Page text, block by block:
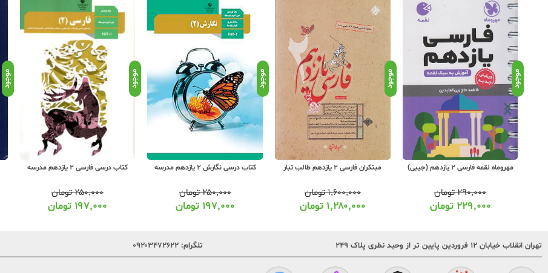
موجود
مهروماه لقمه فارسی 2 یازدهم (جیبی)
۲۹۰,۰۰۰تومان
۲۲۹,۰۰۰ تومان
موجود
مبتکران فارسی 2 یازدهم طالب تبار
۱,۶۰۰,۰۰۰تومان
۱,۲۸۰,۰۰۰ تومان
موجود
کتاب درسی نگارش 2 یازدهم مدرسه
۲۵۰,۰۰۰تومان
۱۹۷,۰۰۰ تومان
موجود
کتاب درسی فارسی 2 یازدهم مدرسه
۲۵۰,۰۰۰تومان
۱۹۷,۰۰۰ تومان
موجود
تهران انقلاب خیابان ۱۲ فروردین پایین تر از وحید نظری پلاک ۲۴۹ تلگرام: ۰۹۲۰۳۴۷۲۶۲۲